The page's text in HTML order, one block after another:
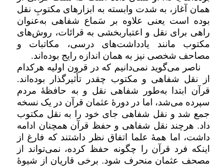
همان آغاز، به شدت وابسته به ابزارهای مکتوبِ نقل
بوده است یعنی علاوه بر سَماع شفاهی به‌عنوان
راهی برای نقل و اعتباربخشی به قرائات، روش‌های
مکتوب مانند یادداشت‌های درسی، مکاتبات و
مصاحف شخصی نیز به همان اندازه رایج بوده‌اند.
ناصر می‌گوید نمی‌دانیم که در قرون اولیه هرکدام
از نقل شفاهی و مکتوب چقدر تأثیرگذار بوده‌اند.
قرآن ابتدا به‌طور شفاهی نقل و به حافظۀ مردم
سپرده می‌شد، اما در دورۀ عثمان قرآن در یک نسخه
جمع شد و نقل شفاهی جای خود را به نقل مکتوب
داد. هرچند نقل شفاهی و حفظ قرآن همچنان ادامه
داشت، اما همۀ علما اتفاق نظر داشتند که فارغ از
اینکه فرد قرآن را چگونه حفظ کرده، نمی‌تواند از
مصحف عثمان منحرف شود. برخی قاریان از شیوۀ